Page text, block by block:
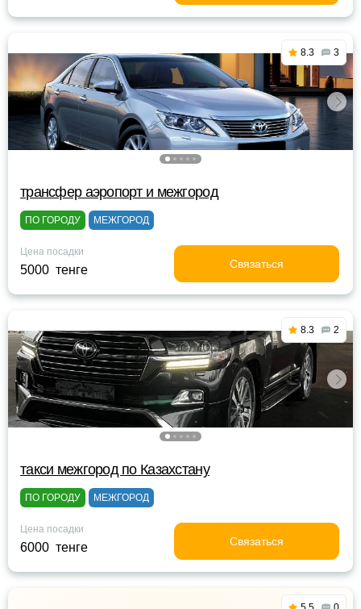
8.3 3
трансфер аэропорт и межгород
ПО ГОРОДУ МЕЖГОРОД
Цена посадки
5000 тенге Связаться
8.3 2
такси межгород по Казахстану
ПО ГОРОДУ МЕЖГОРОД
Цена посадки
6000 тенге Связаться